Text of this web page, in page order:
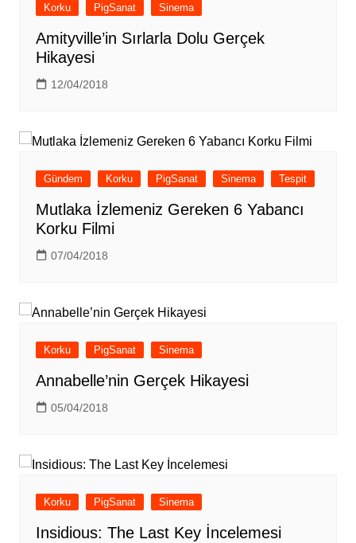
Korku PigSanat Sinema
Amityville’in Sırlarla Dolu Gerçek
Hikayesi
12/04/2018
Gündem Korku PigSanat Sinema Tespit
Mutlaka İzlemeniz Gereken 6 Yabancı
Korku Filmi
07/04/2018
Korku PigSanat Sinema
Annabelle’nin Gerçek Hikayesi
05/04/2018
Korku PigSanat Sinema
Insidious: The Last Key İncelemesi